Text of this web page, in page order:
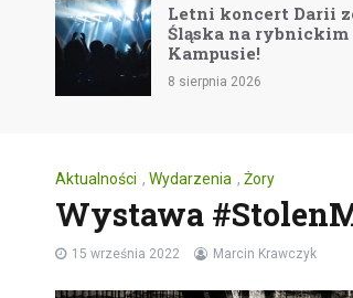
Letni koncert Darii
Śląska na rybnickim
Kampusie!
8 sierpnia 2026
Aktualności , Wydarzenia , Żory
Wystawa
15 września 2022 Marcin Krawczyk